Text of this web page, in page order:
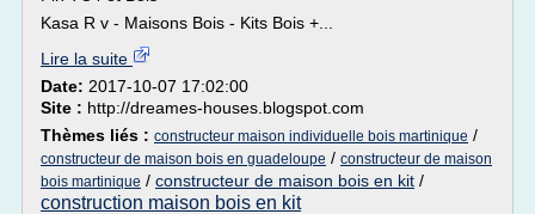
Kasa R v - Maisons Bois - Kits Bois +...
Lire la suite
Date: 2017-10-07 17:02:00
Site : http://dreames-houses.blogspot.com
Thèmes liés : constructeur maison individuelle bois martinique /
constructeur de maison bois en guadeloupe / constructeur de maison
bois martinique / constructeur de maison bois en kit /
construction maison bois en kit